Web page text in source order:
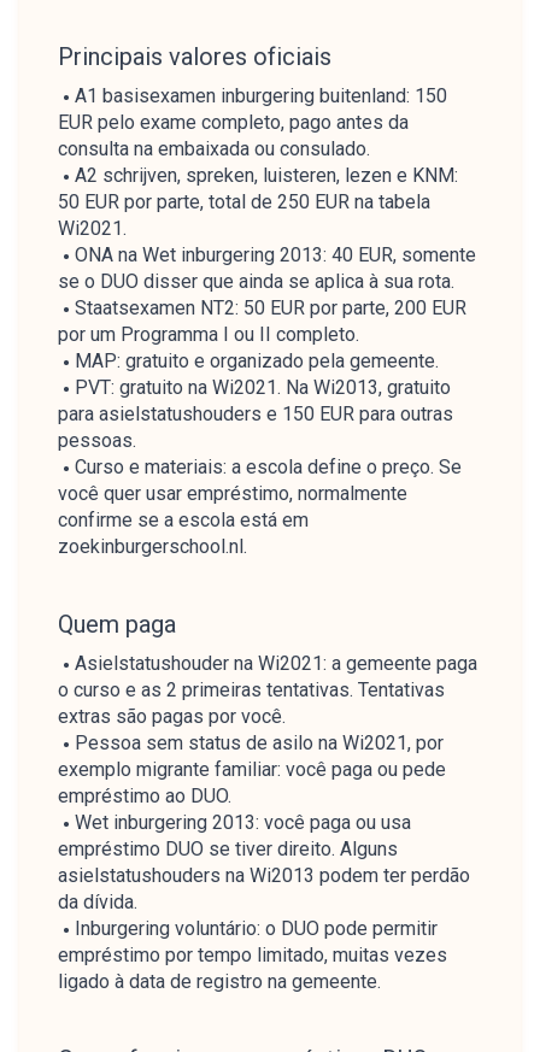
Principais valores oficiais
A1 basisexamen inburgering buitenland: 150
EUR pelo exame completo, pago antes da
consulta na embaixada ou consulado.
A2 schrijven, spreken, luisteren, lezen e KNM:
50 EUR por parte, total de 250 EUR na tabela
Wi2021.
ONA na Wet inburgering 2013: 40 EUR, somente
se o DUO disser que ainda se aplica à sua rota.
Staatsexamen NT2: 50 EUR por parte, 200 EUR
por um Programma I ou II completo.
MAP: gratuito e organizado pela gemeente.
PVT: gratuito na Wi2021. Na Wi2013, gratuito
para asielstatushouders e 150 EUR para outras
pessoas.
Curso e materiais: a escola define o preço. Se
você quer usar empréstimo, normalmente
confirme se a escola está em
zoekinburgerschool.nl.
Quem paga
Asielstatushouder na Wi2021: a gemeente paga
o curso e as 2 primeiras tentativas. Tentativas
extras são pagas por você.
Pessoa sem status de asilo na Wi2021, por
exemplo migrante familiar: você paga ou pede
empréstimo ao DUO.
Wet inburgering 2013: você paga ou usa
empréstimo DUO se tiver direito. Alguns
asielstatushouders na Wi2013 podem ter perdão
da dívida.
Inburgering voluntário: o DUO pode permitir
empréstimo por tempo limitado, muitas vezes
ligado à data de registro na gemeente.